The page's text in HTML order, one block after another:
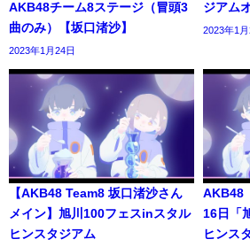
AKB48チーム8ステージ（冒頭3
曲のみ）【坂口渚沙】
2023年1月24日
ジアム
2023年1月
【AKB48 Team8 坂口渚沙さん
メイン】旭川100フェスinスタル
ヒンスタジアム
AKB48
16日「
ヒンス